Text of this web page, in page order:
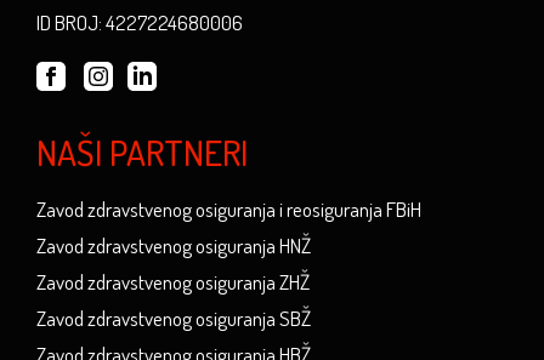
ID BROJ: 4227224680006
NAŠI PARTNERI
Zavod zdravstvenog osiguranja i reosiguranja FBiH
Zavod zdravstvenog osiguranja HNŽ
Zavod zdravstvenog osiguranja ZHŽ
Zavod zdravstvenog osiguranja SBŽ
Zavod zdravstvenog osiguranja HBŽ